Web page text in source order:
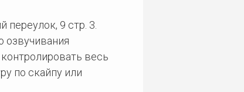
9 стр. 3.
озвучивания
весь
по скайпу или